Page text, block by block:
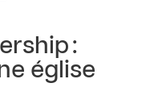
:
église